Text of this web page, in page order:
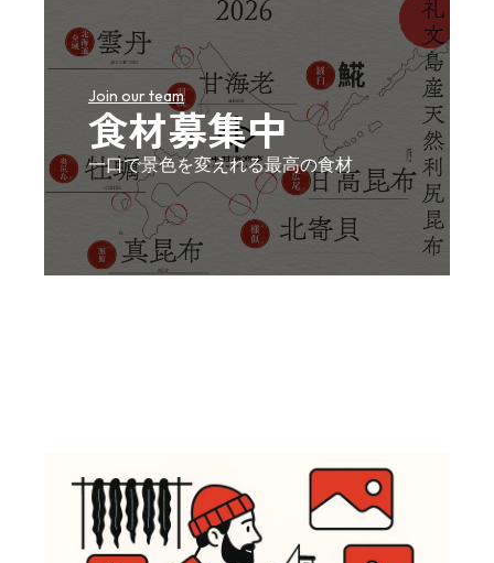
Join our team
食材募集中
一口で景色を変えれる最高の食材